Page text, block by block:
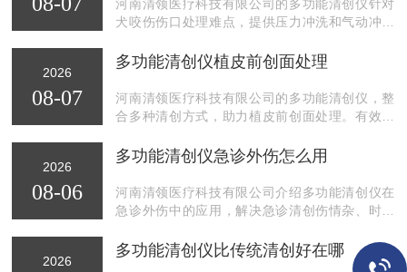
河南清领医疗科技有限公司的多功能清创仪针对
犬咬伤伤口处理难点，提供压力冲洗和气动冲洗
重、患者状态不稳等问题，提升犬伤门诊处理效
2026
08-07
多功能清创仪植皮前创面处理
河南清领医疗科技有限公司的多功能清创仪，整
合多种清创方式，助力植皮前创面处理。有效清
组织，提升植皮***。
2026
08-06
多功能清创仪急诊外伤怎么用
河南清领医疗科技有限公司介绍多功能清创仪在
急诊外伤中的应用，解决急诊清创伤情杂、时间
式配合处理。
2026
多功能清创仪比传统清创好在哪